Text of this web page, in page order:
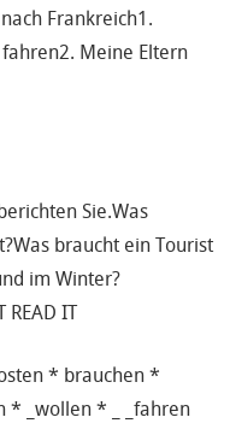
Frankreich1.
Meine Eltern
Sie.Was
braucht ein Tourist
im Winter?
READ IT
* brauchen *
* _wollen * _ _fahren